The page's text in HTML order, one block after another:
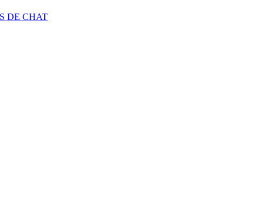
DE CHAT